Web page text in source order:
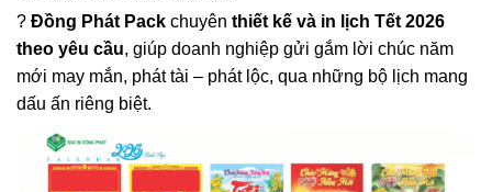
? Đồng Phát Pack chuyên thiết kế và in lịch Tết 2026
theo yêu cầu, giúp doanh nghiệp gửi gắm lời chúc năm
mới may mắn, phát tài – phát lộc, qua những bộ lịch mang
dấu ấn riêng biệt.